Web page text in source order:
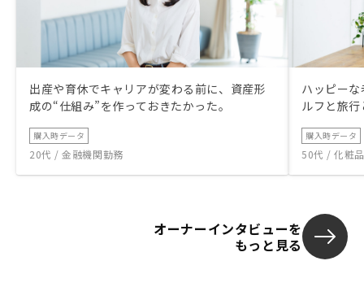
出産や育休でキャリアが変わる前に、資産形
成の“仕組み”を作っておきたかった。
購入時データ
20代 / 金融機関勤務
ハッピー
ルフと旅
購入時データ
50代 / 化粧
オーナーインタビューを
もっと見る